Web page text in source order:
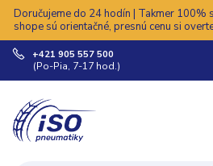
Doručujeme do 24 hodín | Takmer 100%
shope sú orientačné, presnú cenu si
+421 905 557 500
(Po-Pia, 7-17 hod.)